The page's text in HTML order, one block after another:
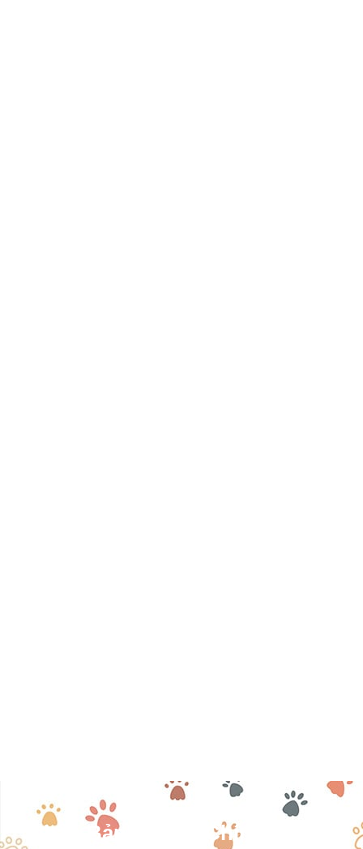
Nhận Bản Tin Tài Chính Khách